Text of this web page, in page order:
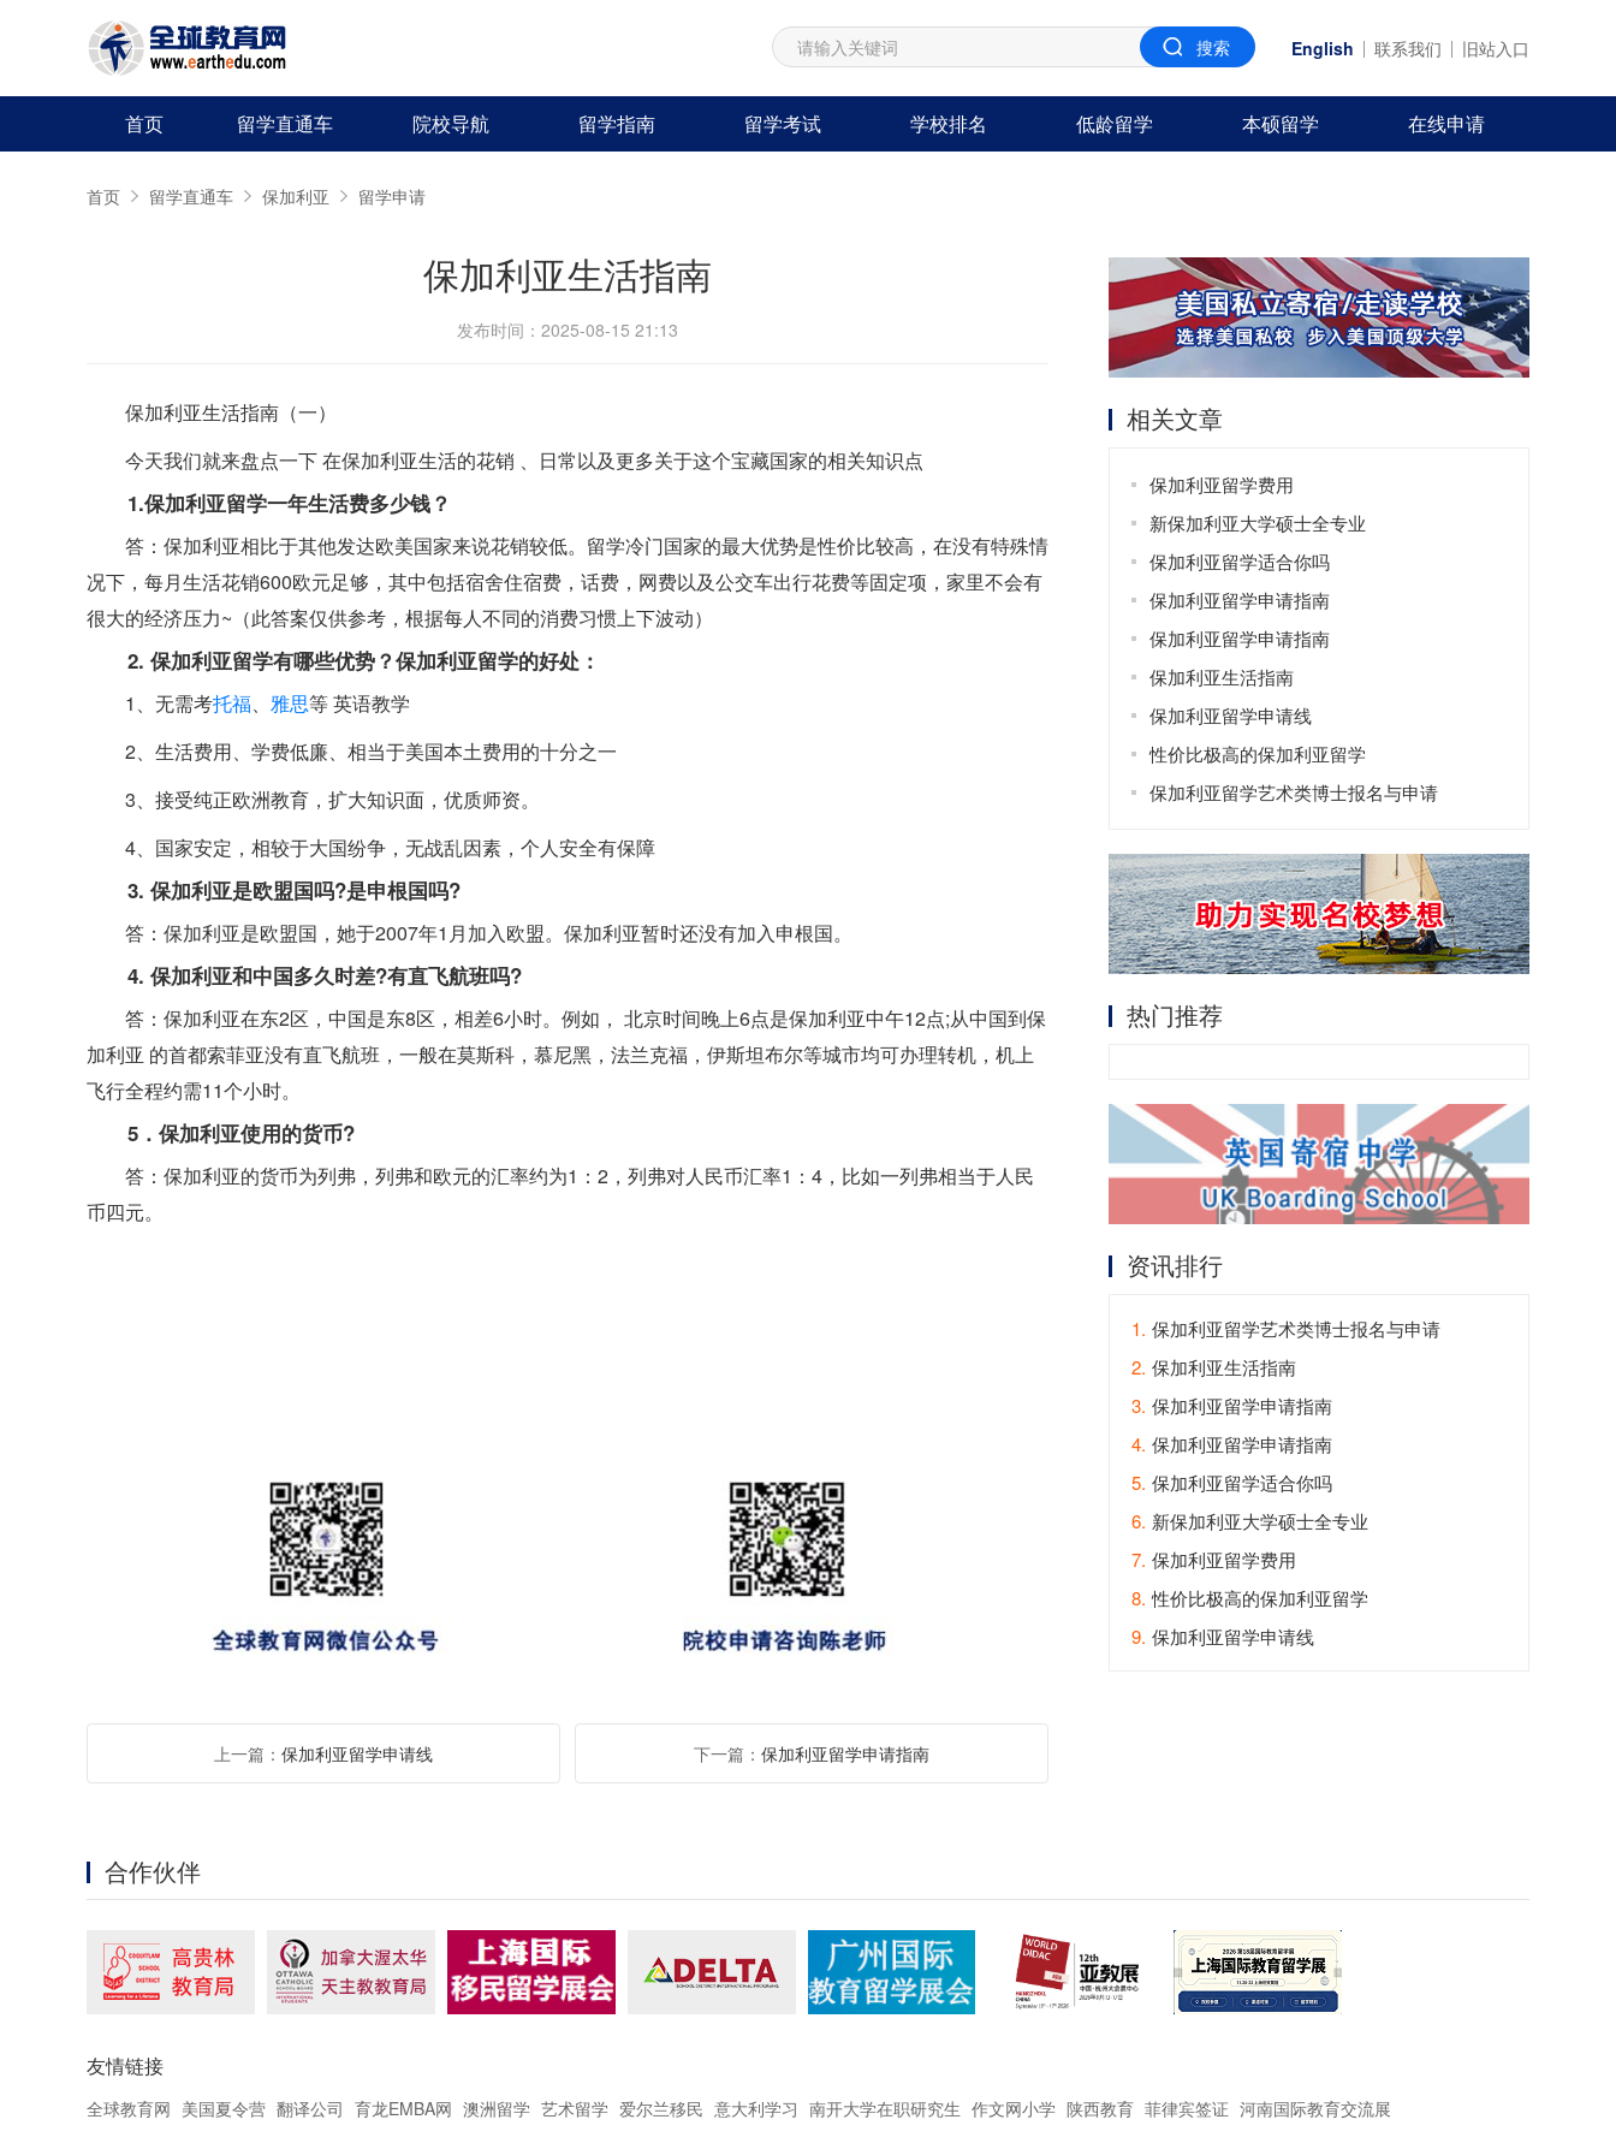
English 联系我们 旧站入口
首页 留学直通车 院校导航 留学指南 留学考试 学校排名 低龄留学 本硕留学 在线申请
首页 留学直通车 保加利亚 留学申请
保加利亚生活指南
发布时间：2025-08-15 21:13
保加利亚生活指南（一）
今天我们就来盘点一下 在保加利亚生活的花销 、日常以及更多关于这个宝藏国家的相关知识点
1.保加利亚留学一年生活费多少钱？
答：保加利亚相比于其他发达欧美国家来说花销较低。留学冷门国家的最大优势是性价比较高，在没有特殊情
况下，每月生活花销600欧元足够，其中包括宿舍住宿费，话费，网费以及公交车出行花费等固定项，家里不会有
很大的经济压力~（此答案仅供参考，根据每人不同的消费习惯上下波动）
2. 保加利亚留学有哪些优势？保加利亚留学的好处：
1、无需考托福、 雅思等 英语教学
2、生活费用、学费低廉、相当于美国本土费用的十分之一
3、接受纯正欧洲教育，扩大知识面，优质师资。
4、国家安定，相较于大国纷争，无战乱因素，个人安全有保障
3. 保加利亚是欧盟国吗?是申根国吗?
答：保加利亚是欧盟国，她于2007年1月加入欧盟。保加利亚暂时还没有加入申根国。
4. 保加利亚和中国多久时差?有直飞航班吗?
答：保加利亚在东2区，中国是东8区，相差6小时。例如， 北京时间晚上6点是保加利亚中午12点;从中国到保
加利亚 的首都索菲亚没有直飞航班，一般在莫斯科，慕尼黑，法兰克福，伊斯坦布尔等城市均可办理转机，机上
飞行全程约需11个小时。
5．保加利亚使用的货币?
答：保加利亚的货币为列弗，列弗和欧元的汇率约为1：2，列弗对人民币汇率1：4，比如一列弗相当于人民
币四元。
上一篇： 保加利亚留学申请线 下一篇： 保加利亚留学申请指南
相关文章
保加利亚留学费用
新保加利亚大学硕士全专业
保加利亚留学适合你吗
保加利亚留学申请指南
保加利亚留学申请指南
保加利亚生活指南
保加利亚留学申请线
性价比极高的保加利亚留学
保加利亚留学艺术类博士报名与申请
热门推荐
资讯排行
1. 保加利亚留学艺术类博士报名与申请
2. 保加利亚生活指南
3. 保加利亚留学申请指南
4. 保加利亚留学申请指南
5. 保加利亚留学适合你吗
6. 新保加利亚大学硕士全专业
7. 保加利亚留学费用
8. 性价比极高的保加利亚留学
9. 保加利亚留学申请线
合作伙伴
友情链接
全球教育网 美国夏令营 翻译公司 育龙EMBA网 澳洲留学 艺术留学 爱尔兰移民 意大利学习 南开大学在职研究生 作文网小学 陕西教育 菲律宾签证 河南国际教育交流展